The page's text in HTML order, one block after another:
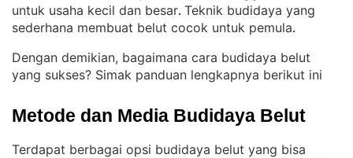
untuk usaha kecil dan besar. Teknik budidaya yang
sederhana membuat belut cocok untuk pemula.
Dengan demikian, bagaimana cara budidaya belut
yang sukses? Simak panduan lengkapnya berikut ini
Metode dan Media Budidaya Belut
Terdapat berbagai opsi budidaya belut yang bisa